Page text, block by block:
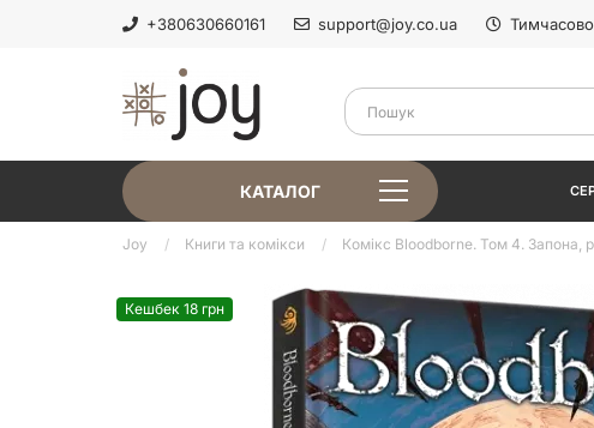
+380630660161 support@joy.co.ua
КАТАЛОГ
Joy Книги та комікси Комікс Bloodborne. Том 4. Запона,
Кешбек 18 грн